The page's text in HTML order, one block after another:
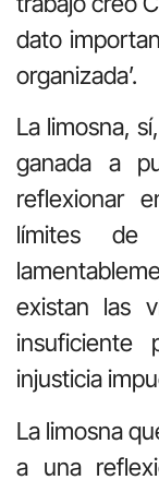
dato
organizada’.
La limosna,
ganada a
reflexionar
límites de
existan las
insuficiente
injusticia
La limosna
a una